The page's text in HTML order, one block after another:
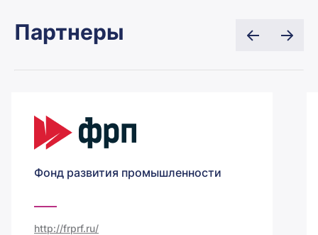
Партнеры
Фонд развития промышленности
http://frprf.ru/